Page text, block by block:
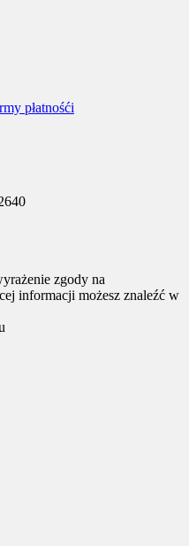
płatnośći
zgody na
informacji możesz znaleźć w